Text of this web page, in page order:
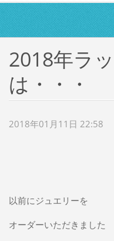
2018年ラ
は・・・
2018年01月11日 22:58
以前にジュエリーを
オーダーいただきました